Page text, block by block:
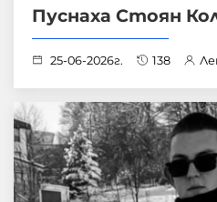
Пуснаха Стоян
25-06-2026г. 138